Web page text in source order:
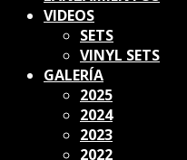
VIDEOS
SETS
VINYL SETS
GALERÍA
2025
2024
2023
2022